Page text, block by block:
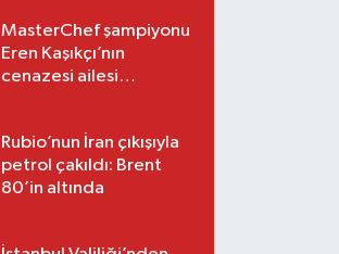
MasterChef şampiyonu
Eren Kaşıkçı’nın
cenazesi ailesi
Rubio’nun İran çıkışıyla
petrol çakıldı: Brent
80’in altında